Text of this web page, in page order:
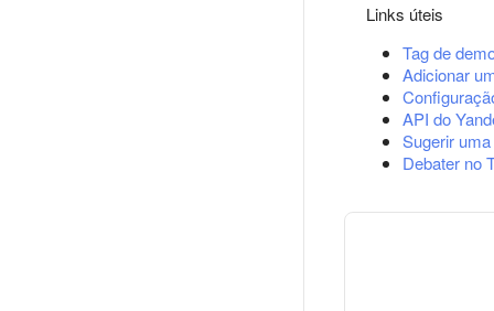
Links úteis
Tag de
Adicionar
API do
Sugerir
Debater no